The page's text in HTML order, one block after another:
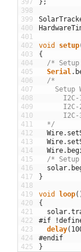
397
398
399
400
401
402
403
404
405
406
407
408
409
410
411
412
413
414
415
416
417
418
419
420
421
422
423
424
425
} ;
void setup
{
/*
Serial.
/*
Setup
I2C-1
I2C-2
I2C-3
*/
Wire.
Wire.
Wire.
/*
solar.
}
void loop(
{
solar.
#if
delay(
#endif
}